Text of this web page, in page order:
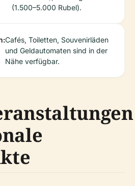
(1.500–5.000 Rubel).
Cafés, Toiletten, Souvenirläden
und Geldautomaten sind in der
Nähe verfügbar.